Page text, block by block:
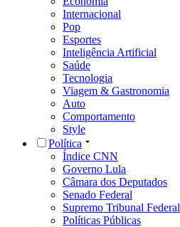
Internacional
Pop
Esportes
Inteligência Artificial
Saúde
Tecnologia
Viagem & Gastronomia
Auto
Comportamento
Style
Política
Índice CNN
Governo Lula
Câmara dos Deputados
Senado Federal
Supremo Tribunal Federal
Políticas Públicas